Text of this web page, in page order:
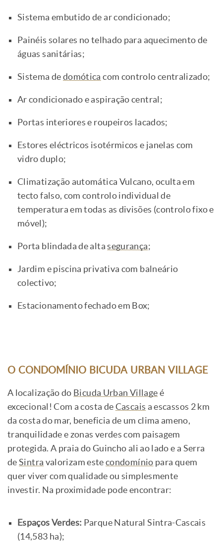
Sistema embutido de ar condicionado;
Painéis solares no telhado para aquecimento de
águas sanitárias;
Sistema de domótica com controlo centralizado;
Ar condicionado e aspiração central;
Portas interiores e roupeiros lacados;
Estores eléctricos isotérmicos e janelas com
vidro duplo;
Climatização automática Vulcano, oculta em
tecto falso, com controlo individual de
temperatura em todas as divisões (controlo fixo e
móvel);
Porta blindada de altasegurança;
Jardim e piscina privativa com balneário
colectivo;
Estacionamento fechado em Box;
O CONDOMÍNIO BICUDA URBAN VILLAGE
A localização do Bicuda Urban Village é
excecional! Com a costa de Cascais a escassos 2 km
da costa do mar, beneficia de um clima ameno,
tranquilidade e zonas verdes com paisagem
protegida. A praia do Guincho ali ao lado e a Serra
deSintra valorizam estecondomínio para quem
quer viver com qualidade ou simplesmente
investir. Na proximidade pode encontrar:
Espaços Verdes: Parque Natural Sintra-Cascais
(14,583 ha);